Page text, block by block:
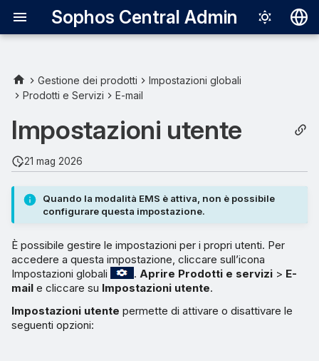
Sophos Central Admin
한국어
中文（繁體）
Formato del Riepilogo della
emergenza
Rilascia/Elimina
Autorizzazione/Blocco
Consenti il rilascio delle e-
mail dalla quarantena di
M365
Gestione dei prodotti
Impostazioni globali
Prodotti e Servizi
E-mail
Impostazioni utente
21 mag 2026
Quando la modalità EMS è attiva, non è possibile
configurare questa impostazione.
È possibile gestire le impostazioni per i propri utenti. Per
accedere a questa impostazione, cliccare sull’icona
Impostazioni globali
. Aprire Prodotti e servizi > E-
mail e cliccare su Impostazioni utente.
Impostazioni utente permette di attivare o disattivare le
seguenti opzioni: